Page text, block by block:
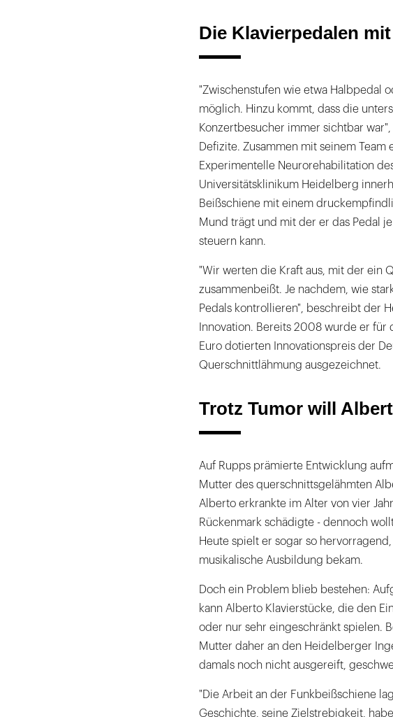
Die Klavierpedalen
"Zwischenstufen wie etwa Halbpedal
möglich. Hinzu kommt, dass die
Konzertbesucher immer sichtbar
Defizite. Zusammen mit seinem
Experimentelle Neurorehabilitation
Universitätsklinikum Heidelberg
Beißschiene mit einem
Mund trägt und mit der er das Pedal
steuern kann.
"Wir werten die Kraft aus, mit der ein
zusammenbeißt. Je nachdem, wie
Pedals kontrollieren", beschreibt der
Innovation. Bereits 2008 wurde er
Euro dotierten Innovationspreis der
Querschnittlähmung ausgezeichnet.
Trotz Tumor will
Auf Rupps prämierte Entwicklung
Mutter des querschnittsgelähmten
Alberto erkrankte im Alter von vier
Rückenmark schädigte - dennoch
Heute spielt er sogar so
musikalische Ausbildung bekam.
Doch ein Problem blieb bestehen:
kann Alberto Klavierstücke, die den
oder nur sehr eingeschränkt spielen.
Mutter daher an den Heidelberger
damals noch nicht ausgereift,
"Die Arbeit an der Funkbeißschiene
Geschichte, seine Zielstrebigkeit,